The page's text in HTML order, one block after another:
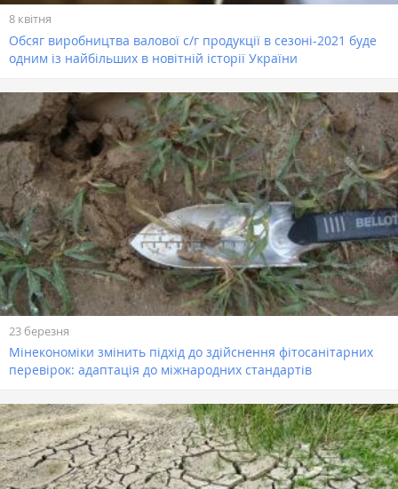
8 квітня
Обсяг виробництва валової с/г продукції в сезоні-2021 буде
одним із найбільших в новітній історії України
23 березня
Мінекономіки змінить підхід до здійснення фітосанітарних
перевірок: адаптація до міжнародних стандартів